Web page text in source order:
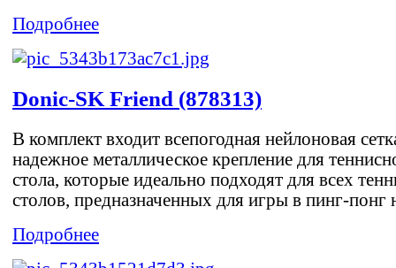
Подробнее
Donic-SK Friend (878313)
В комплект входит всепогодная нейлоновая
надежное металлическое крепление для
стола, которые идеально подходят для всех
столов, предназначенных для игры в пинг-понг
Подробнее